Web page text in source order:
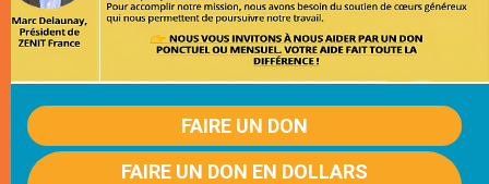
FAIRE UN DON
FAIRE UN DON EN DOLLARS